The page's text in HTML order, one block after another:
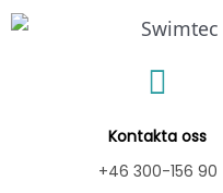
Hoppa
Kontakta oss
+46 300-156 90